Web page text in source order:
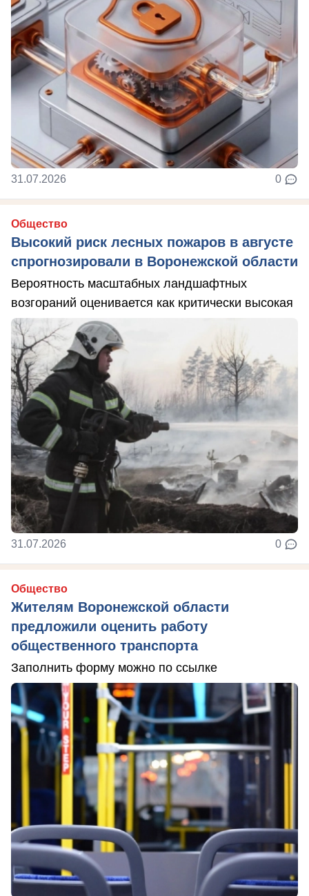
31.07.2026 0
Общество
Высокий риск лесных пожаров в августе
спрогнозировали в Воронежской области
Вероятность масштабных ландшафтных
возгораний оценивается как критически высокая
31.07.2026 0
Общество
Жителям Воронежской области
предложили оценить работу
общественного транспорта
Заполнить форму можно по ссылке